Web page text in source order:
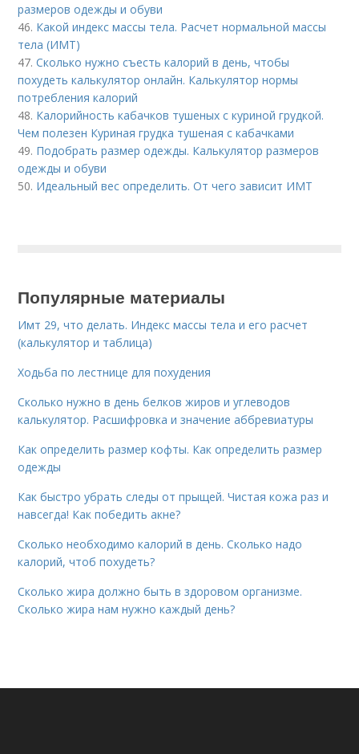
размеров одежды и обуви
46. Какой индекс массы тела. Расчет нормальной массы
тела (ИМТ)
47.Сколько нужно съесть калорий в день, чтобы
похудеть калькулятор онлайн. Калькулятор нормы
потребления калорий
48. Калорийность кабачков тушеных с куриной грудкой.
Чем полезен Куриная грудка тушеная с кабачками
49. Подобрать размер одежды. Калькулятор размеров
одежды и обуви
50. Идеальный вес определить. От чего зависит ИМТ
Популярные материалы
Имт 29, что делать. Индекс массы тела и его расчет
(калькулятор и таблица)
Ходьба по лестнице для похудения
Сколько нужно в день белков жиров и углеводов
калькулятор. Расшифровка и значение аббревиатуры
Как определить размер кофты. Как определить размер
одежды
Как быстро убрать следы от прыщей. Чистая кожа раз и
навсегда! Как победить акне?
Сколько необходимо калорий в день. Сколько надо
калорий, чтоб похудеть?
Сколько жира должно быть в здоровом организме.
Сколько жира нам нужно каждый день?